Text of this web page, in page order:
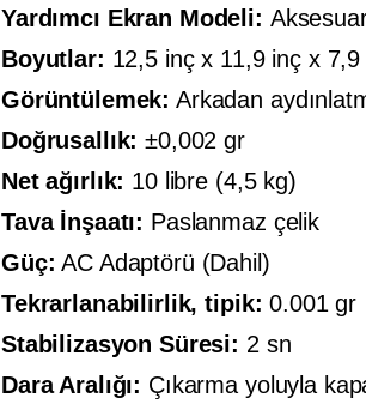
Yardımcı Ekran Modeli:
Boyutlar: 12,5 inç x 11,9 inç x
Görüntülemek: Arkadan
Doğrusallık: ±0,002 gr
Net ağırlık: 10 libre (4,5 kg)
Tava İnşaatı: Paslanmaz çelik
Güç: AC Adaptörü (Dahil)
Tekrarlanabilirlik, tipik: 0.001 gr
Stabilizasyon Süresi: 2 sn
Dara Aralığı: Çıkarma yoluyla